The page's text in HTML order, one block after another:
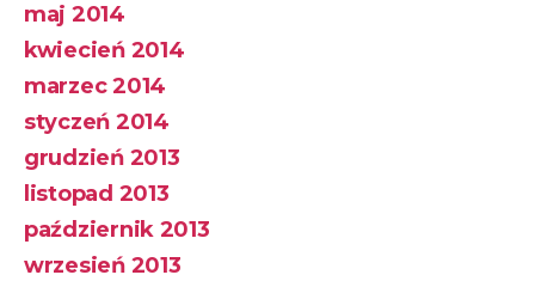
maj 2014
kwiecień 2014
marzec 2014
styczeń 2014
grudzień 2013
listopad 2013
październik 2013
wrzesień 2013